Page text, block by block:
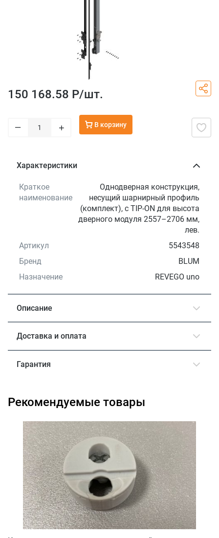
150 168.58 Р/шт.
– + В корзину
Характеристики
Краткое
наименование
Однодверная конструкция,
несущий шарнирный профиль
(комплект), с TIP-ON для высота
дверного модуля 2557–2706 мм,
лев.
Артикул
5543548
Бренд
BLUM
Назначение
REVEGO uno
Описание
Доставка и оплата
Гарантия
Рекомендуемые товары